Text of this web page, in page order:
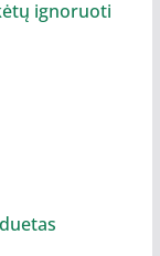
ignoruoti